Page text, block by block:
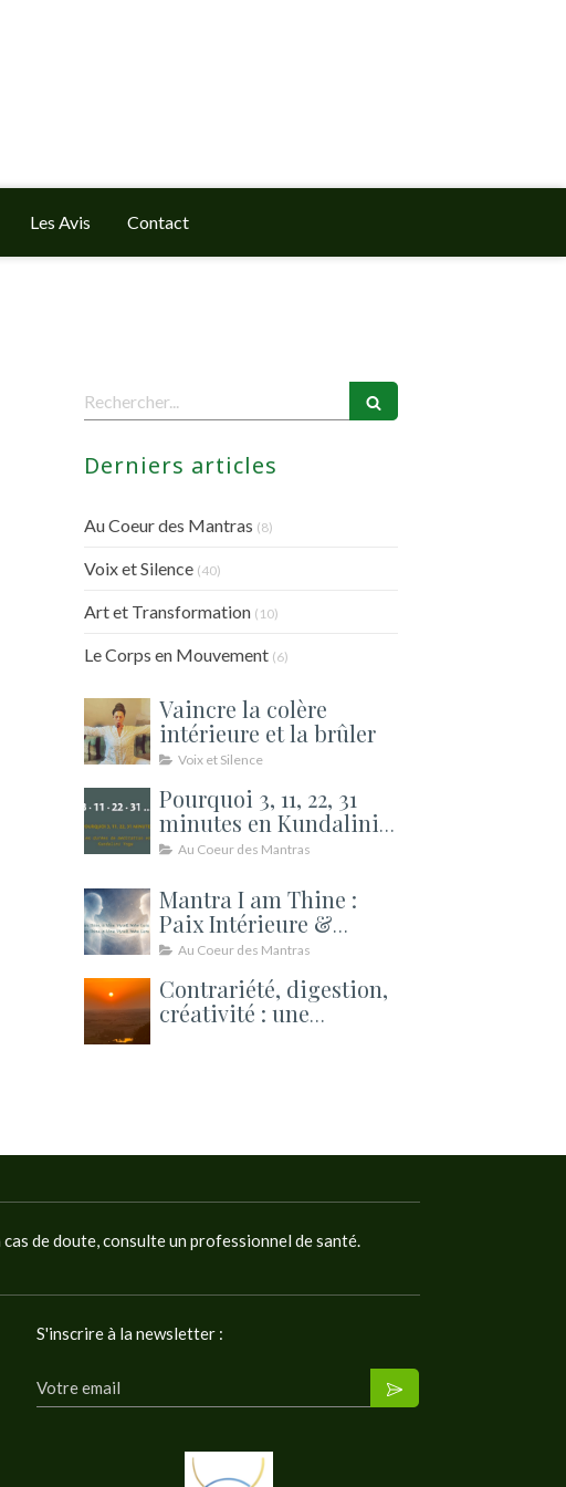
Les Avis Contact
Rechercher
Derniers articles
Au Coeur des Mantras (8)
Voix et Silence (40)
Art et Transformation (10)
Le Corps en Mouvement (6)
Vaincre la colère
intérieure et la brûler
Voix et Silence
Pourquoi 3, 11, 22, 31
minutes en Kundalini
Yoga ? Les durées de
Au Coeur des Mantras
Mantra I am Thine :
Paix Intérieure &
Relations | Kundalini
Au Coeur des Mantras
Contrariété, digestion,
créativité : une
de doute, consulte un professionnel de santé.
S'inscrire à la newsletter :
Votre email